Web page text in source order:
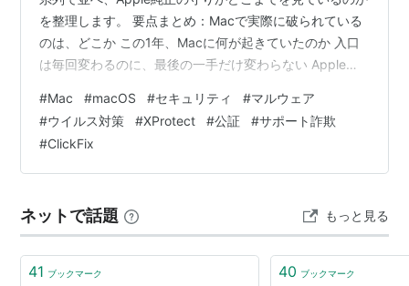
を整理します。 要点まとめ：Macで実際に破られている
のは、どこか この1年、Macに何が起きていたのか 入口
は毎回変わるのに、最後の一手だけ変わらない Apple純
トは、入れたほうがいいのか 日本では、この着地のほう
が先に定着している 「やってしまったかも」と思ったと
きの順番 海外の反応：最後の壁が人間だとしたら ひとこ
と：13件を並べて、驚いたのは自分の反応でした まと
となりです…
#Mac #macOS #セキュリティ #マルウェア
#ウイルス対策 #XProtect #公証 #サポート詐欺
#ClickFix
ネットで話題 もっと見る
41 ブックマーク 40 ブックマーク